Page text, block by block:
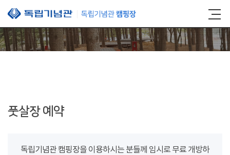
본문 바로가기
풋살장 예약
독립기념관 캠핑장을 이용하시는 분들께 임시로 무료 개방하